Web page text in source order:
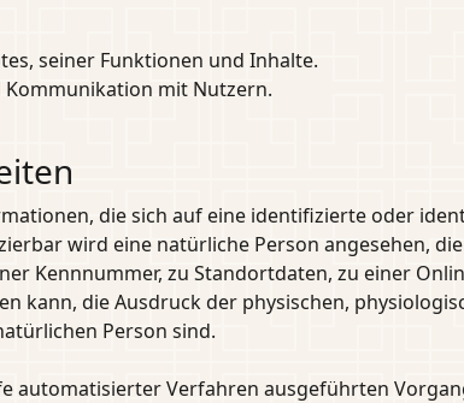
seiner Funktionen und Inhalte.
mit Nutzern.
die sich auf eine identifizierte oder
wird eine natürliche Person angesehen,
Kennnummer, zu Standortdaten, zu einer
kann, die Ausdruck der physischen,
Person sind.
automatisierter Verfahren ausgeführten